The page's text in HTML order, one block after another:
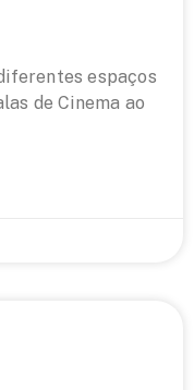
espaços
de Cinema ao